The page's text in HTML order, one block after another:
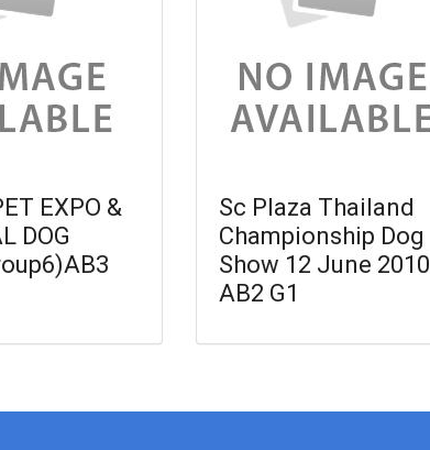
EXPO &
DOG
Sc Plaza Thailand
Championship Dog
Show 12 June 2010
AB2 G1